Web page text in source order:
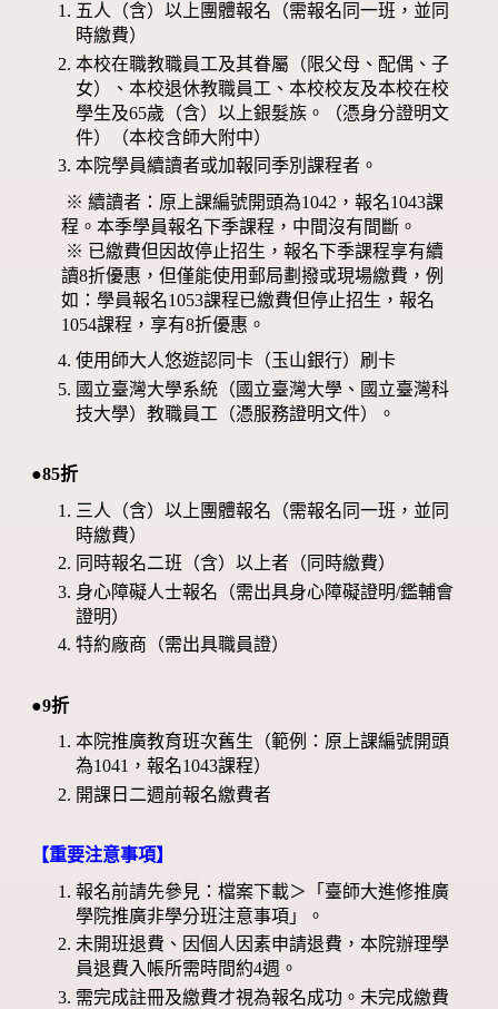
五人（含）以上團體報名（需報名同一班，並同
時繳費）
本校在職教職員工及其眷屬（限父母、配偶、子
女）、本校退休教職員工、本校校友及本校在校
學生及65歲（含）以上銀髮族。（憑身分證明文
件）（本校含師大附中）
本院學員續讀者或加報同季別課程者。
※ 續讀者：原上課編號開頭為1042，報名1043課
程。本季學員報名下季課程，中間沒有間斷。
※ 已繳費但因故停止招生，報名下季課程享有續
讀8折優惠，但僅能使用郵局劃撥或現場繳費，例
如：學員報名1053課程已繳費但停止招生，報名
1054課程，享有8折優惠。
使用師大人悠遊認同卡（玉山銀行）刷卡
國立臺灣大學系統（國立臺灣大學、國立臺灣科
技大學）教職員工（憑服務證明文件）。
●85折
三人（含）以上團體報名（需報名同一班，並同
時繳費）
同時報名二班（含）以上者（同時繳費）
身心障礙人士報名（需出具身心障礙證明/鑑輔會
證明）
特約廠商（需出具職員證）
●9折
本院推廣教育班次舊生（範例：原上課編號開頭
為1041，報名1043課程）
開課日二週前報名繳費者
【重要注意事項】
報名前請先參見：檔案下載＞「臺師大進修推廣
學院推廣非學分班注意事項」。
未開班退費、因個人因素申請退費，本院辦理學
員退費入帳所需時間約4週。
需完成註冊及繳費才視為報名成功。未完成繳費